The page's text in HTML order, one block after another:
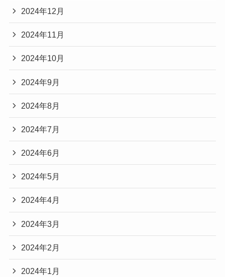
2024年12月
2024年11月
2024年10月
2024年9月
2024年8月
2024年7月
2024年6月
2024年5月
2024年4月
2024年3月
2024年2月
2024年1月